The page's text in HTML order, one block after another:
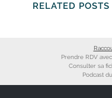
RELATED POSTS
Prendre RDV
Consulter sa
Podcast